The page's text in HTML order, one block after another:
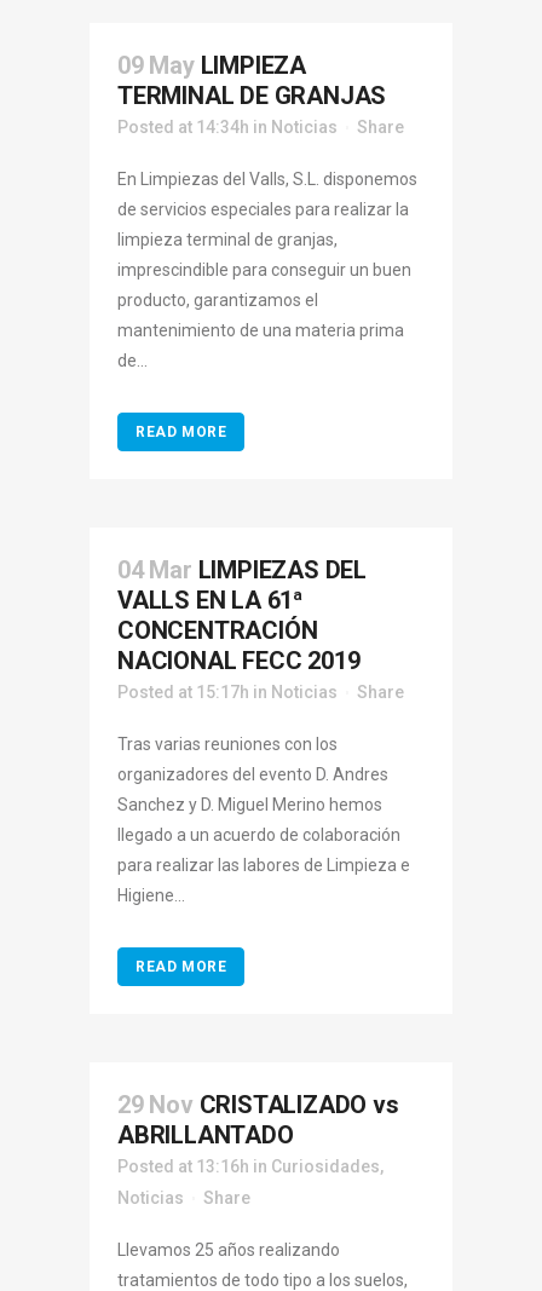
09 May LIMPIEZA
TERMINAL DE GRANJAS
Posted at 14:34h in Noticias Share
En Limpiezas del Valls, S.L. disponemos
de servicios especiales para realizar la
limpieza terminal de granjas,
imprescindible para conseguir un buen
producto, garantizamos el
mantenimiento de una materia prima
de...
READ MORE
04 Mar LIMPIEZAS DEL
VALLS EN LA 61ª
CONCENTRACIÓN
NACIONAL FECC 2019
Posted at 15:17h in Noticias Share
Tras varias reuniones con los
organizadores del evento D. Andres
Sanchez y D. Miguel Merino hemos
llegado a un acuerdo de colaboración
para realizar las labores de Limpieza e
Higiene...
READ MORE
29 Nov CRISTALIZADO vs
ABRILLANTADO
Posted at 13:16h in Curiosidades,
Noticias
Share
Llevamos 25 años realizando
tratamientos de todo tipo a los suelos,